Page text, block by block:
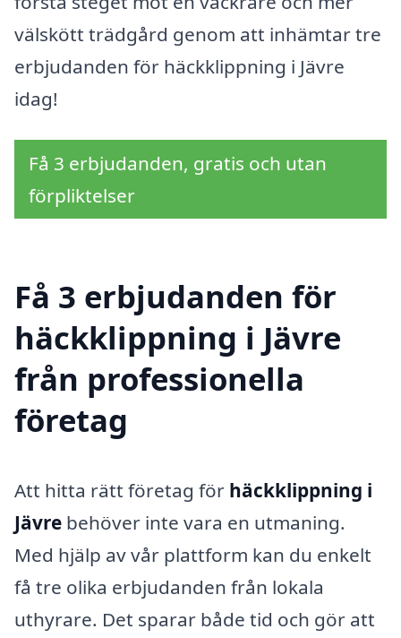
välskött trädgård genom att inhämtar tre
erbjudanden för häckklippning i Jävre
idag!
Få 3 erbjudanden, gratis och utan
förpliktelser
Få 3 erbjudanden för
häckklippning i Jävre
från professionella
företag
Att hitta rätt företag för häckklippning i
Jävre behöver inte vara en utmaning.
Med hjälp av vår plattform kan du enkelt
få tre olika erbjudanden från lokala
uthyrare. Det sparar både tid och gör att